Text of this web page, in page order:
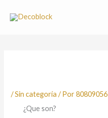
/Sin categoría / Por80809056
¿Que son?